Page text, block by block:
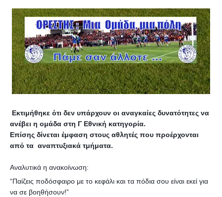
Εκτιμήθηκε ότι δεν υπάρχουν οι αναγκαίες δυνατότητες να
ανέβει η ομάδα στη Γ Εθνική κατηγορία.
Επίσης δίνεται έμφαση στους αθλητές που προέρχονται
από τα αναπτυξιακά τμήματα.
Αναλυτικά η ανακοίνωση:
“Παίζεις ποδόσφαιρο με το κεφάλι και τα πόδια σου είναι εκεί για
να σε βοηθήσουν!”